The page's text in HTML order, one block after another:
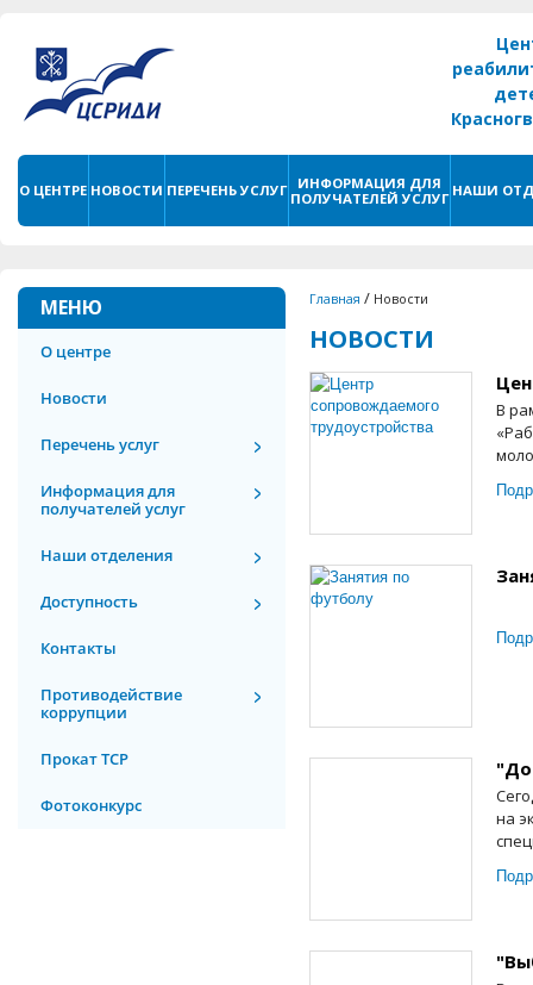
О ЦЕНТРЕ НОВОСТИ ПЕРЕЧЕНЬ УСЛУГ
ИНФОРМАЦИЯ ДЛЯ
ПОЛУЧАТЕЛЕЙ УСЛУГ НАШИ
МЕНЮ
О центре
Новости
Перечень услуг
Информация для
получателей услуг
Наши отделения
Доступность
Контакты
Противодействие
коррупции
Прокат ТСР
Фотоконкурс
Главная / Новости
НОВОСТИ
В
на